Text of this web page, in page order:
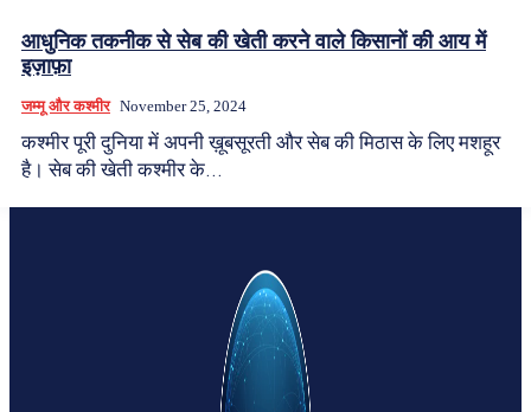
आधुनिक तकनीक से सेब की खेती करने वाले किसानों की आय में
इज़ाफ़ा
जम्मू और कश्मीर November 25, 2024
कश्मीर पूरी दुनिया में अपनी ख़ूबसूरती और सेब की मिठास के लिए मशहूर
है। सेब की खेती कश्मीर के...